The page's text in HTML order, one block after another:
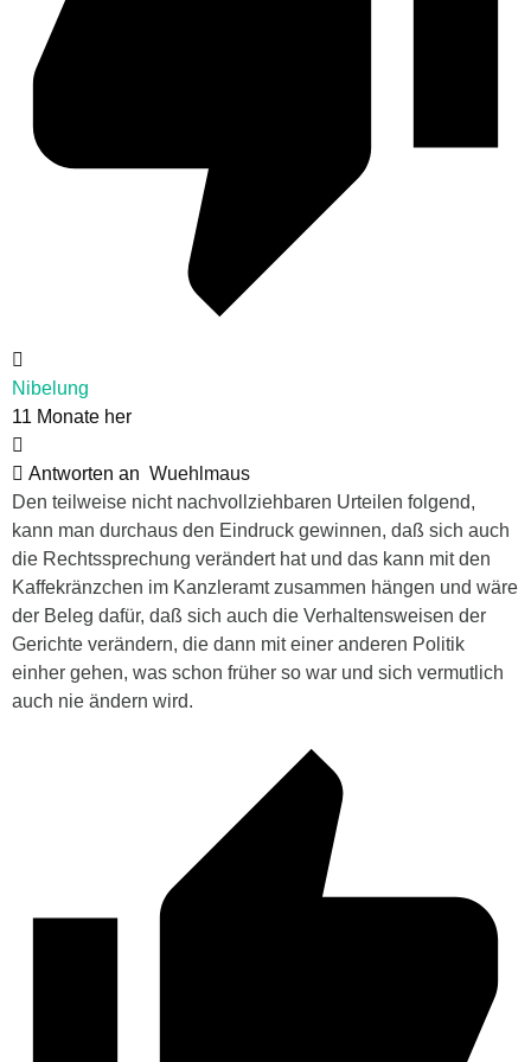
Nibelung
11 Monate her
Antworten an Wuehlmaus
Den teilweise nicht nachvollziehbaren Urteilen folgend,
kann man durchaus den Eindruck gewinnen, daß sich auch
die Rechtssprechung verändert hat und das kann mit den
Kaffekränzchen im Kanzleramt zusammen hängen und wäre
der Beleg dafür, daß sich auch die Verhaltensweisen der
Gerichte verändern, die dann mit einer anderen Politik
einher gehen, was schon früher so war und sich vermutlich
auch nie ändern wird.